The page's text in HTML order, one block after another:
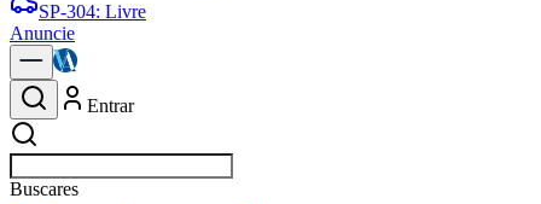
SP-304: Livre
Anuncie
Entrar
Buscarpol